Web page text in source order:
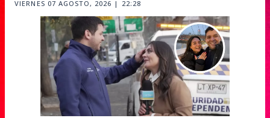
VIERNES 07 AGOSTO, 2026 | 22:28